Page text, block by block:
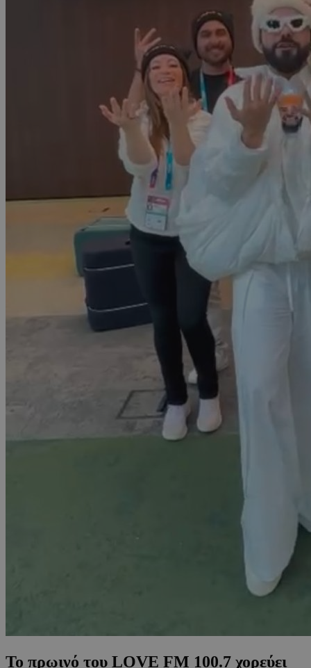
Το πρωινό του LOVE FM 100.7 χορεύει